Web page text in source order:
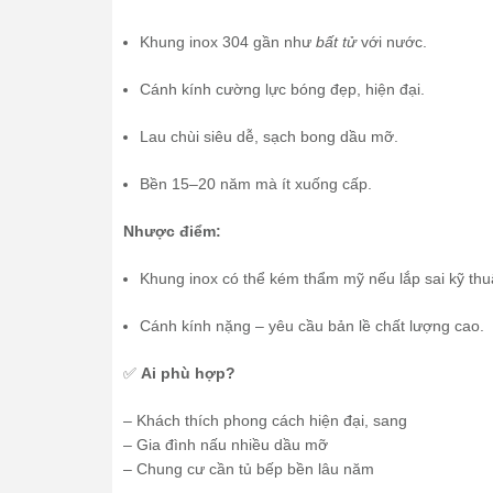
Khung inox 304 gần như bất tửvới nước.
Cánh kính cường lực bóng đẹp, hiện đại.
Lau chùi siêu dễ, sạch bong dầu mỡ.
Bền 15–20 năm mà ít xuống cấp.
Nhược điểm:
Khung inox có thể kém thẩm mỹ nếu lắp sai kỹ
Cánh kính nặng – yêu cầu bản lề chất lượng cao.
✅ Ai phù hợp?
– Khách thích phong cách hiện đại, sang
– Gia đình nấu nhiều dầu mỡ
– Chung cư cần tủ bếp bền lâu năm